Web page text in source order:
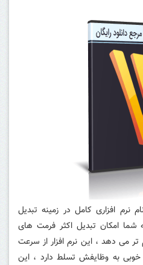
نرم افزاری کامل در زمینه تبدیل
امکان تبدیل اکثر فرمت های
می دهد ، این نرم افزار از سرعت
خوبی به وظایفش تسلط دارد ، این